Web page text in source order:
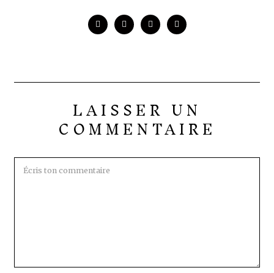
LAISSER UN
COMMENTAIRE